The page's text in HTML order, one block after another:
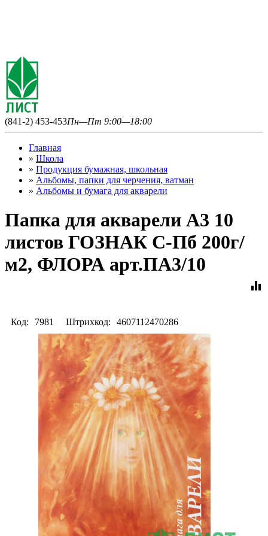
(841-2) 453-453Пн—Пт 9:00—18:00
Главная
» Школа
» Продукция бумажная, школьная
» Альбомы, папки для черчения, ватман
» Альбомы и бумага для акварели
Папка для акварели А3 10
листов ГОЗНАК С-Пб 200г/
м2, ФЛОРА арт.ПА3/10
equalizer
Код: 7981 Штрихкод: 4607112470286